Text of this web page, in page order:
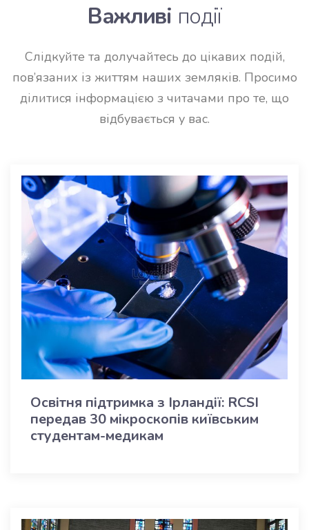
Важливі події
Слідкуйте та долучайтесь до цікавих подій,
пов’язаних із життям наших земляків. Просимо
ділитися інформацією з читачами про те, що
відбувається у вас.
Освітня підтримка з Ірландії: RCSI
передав 30 мікроскопів київським
студентам-медикам